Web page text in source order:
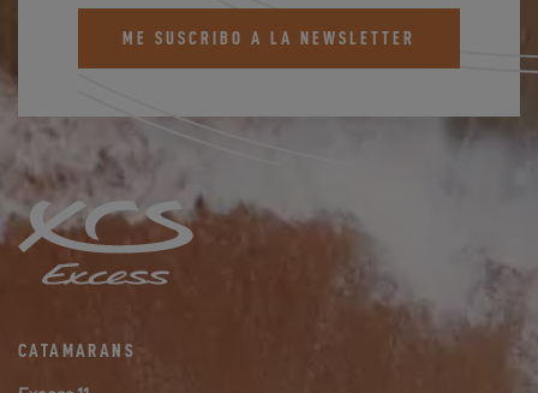
ME SUSCRIBO A LA NEWSLETTER
CATAMARANS